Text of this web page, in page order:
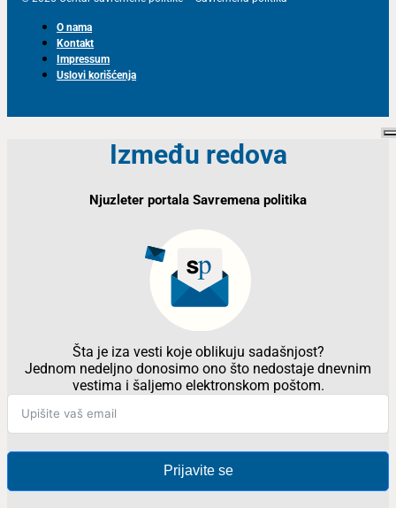
O nama
Kontakt
Impressum
Uslovi korišćenja
Između redova
Njuzleter portala Savremena politika
Šta je iza vesti koje oblikuju sadašnjost?
Jednom nedeljno donosimo ono što nedostaje dnevnim
vestima i šaljemo elektronskom poštom.
Prijavite se